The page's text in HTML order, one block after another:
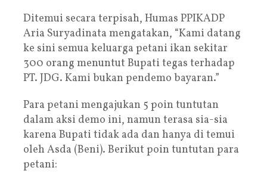
Ditemui secara terpisah, Humas PPIKADP
Aria Suryadinata mengatakan, “Kami datang
ke sini semua keluarga petani ikan sekitar
300 orang menuntut Bupati tegas terhadap
PT. JDG. Kami bukan pendemo bayaran.”
Para petani mengajukan 5 poin tuntutan
dalam aksi demo ini, namun terasa sia-sia
karena Bupati tidak ada dan hanya di temui
oleh Asda (Beni). Berikut poin tuntutan para
petani: